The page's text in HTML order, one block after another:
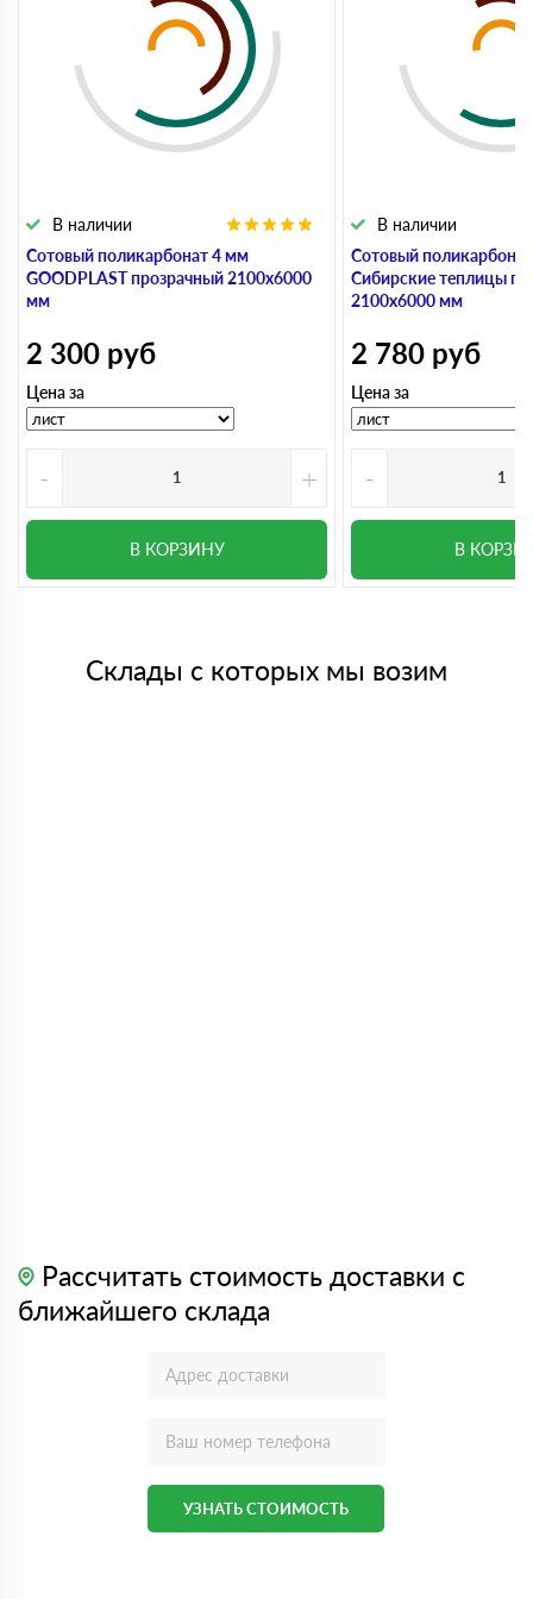
Сотовый поликарбонат 4 мм
GOODPLAST прозрачный 2100х6000
мм
В наличии
2 300 руб
Цена за
- +
В КОРЗИНУ
Сотовый
Сибирские теплицы
2100х6000 мм
В наличии
2 780 руб
Цена за
-
В
Склады с которых мы возим
Рассчитать стоимость доставки с
ближайшего склада
УЗНАТЬ СТОИМОСТЬ